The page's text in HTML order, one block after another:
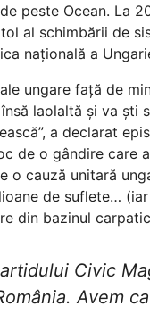
peste Ocean. La
al schimbării de
națională a
ungare față de
laolaltă și va ști
a declarat
de o gândire care
o cauză unitară
de suflete…
din bazinul
Civic
Avem